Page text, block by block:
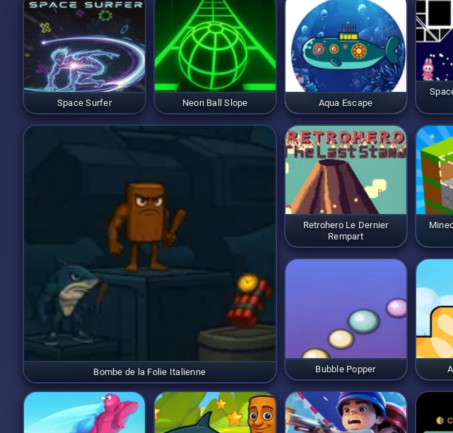
vous ayez atterri dessus. Cette fenêtre
place à l'hésitation. La difficulté croissante crée une
record précédent et monter un peu plus haut
Space Surfer Neon Ball Slope Aqua Escape
Bombe de la Folie Italienne
Retrohero Le Dernier
Rempart
Bubble Popper